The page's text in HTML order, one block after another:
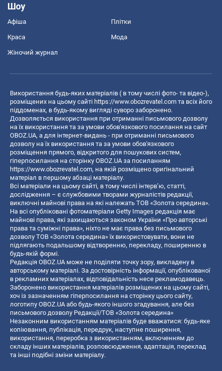
Шоу
Афіша Плітки
Краса Мода
Жіночий журнал
Використання будь-яких матеріалів ( в тому числі фото- та відео-),
розміщених на цьому сайті https://www.obozrevatel.com та всіх його
піддоменах, в будь-якому вигляді суворо заборонено.
Дозволяється використання при отриманні письмового дозволу
на їх використання та за умови обов'язкового посилання на сайт
OBOZ.UA, а для інтернет-видань - при отриманні письмового
дозволу на їх використання та за умови обов'язкового
розміщення прямого, відкритого для пошукових систем,
гіперпосилання на сторінку OBOZ.UA за посиланням
https://www.obozrevatel.com, на якій розміщено оригінальний
матеріал в першому абзаці матеріалу.
Всі матеріали на цьому сайті, в тому числі інтерв’ю, статті,
дослідження – є службовими творами журналістів редакції,
виключні майнові права на які належать ТОВ «Золота середина».
На всі опубліковані фотоматеріали Getty Images редакція має
майнові права, які захищаються законом України «Про авторські
права та суміжні права», ніхто не має права без письмового
дозволу ТОВ «Золота середина» їх використовувати, вони не
підлягають подальшому відтворенню, перекладу, поширенню в
будь-якій формі.
Редакція OBOZ.UA може не поділяти точку зору, викладену в
авторському матеріалі. За достовірність інформації, опублікованої
в рекламних матеріалах, відповідальність несе рекламодавець.
Заборонено використання матеріалів розміщених на цьому сайті,
хоч із зазначенням гіперпосилання на сторінку цього сайту,
логотипу OBOZ.UA або будь-якого іншого згадування, але без
письмового дозволу Редакції/ТОВ «Золота середина»
Незаконним використанням матеріалів буде вважатися: будь-яке
копiювання, публiкацiя, передрук, наступне поширення,
використання, переробка з використанням, включенням до
складу інших матеріалів, розповсюдження, адаптація, переклад
та інші подібні зміни матеріалу.